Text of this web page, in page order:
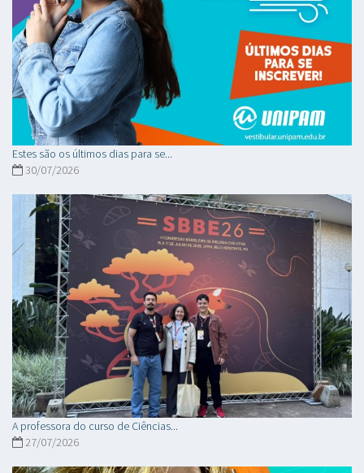
Estes são os últimos dias para se...
30/07/2026
A professora do curso de Ciências...
27/07/2026